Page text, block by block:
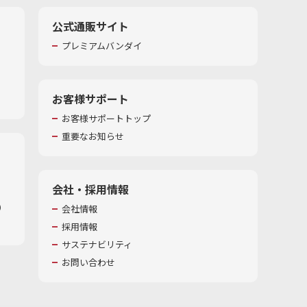
公式通販サイト
プレミアムバンダイ
お客様サポート
お客様サポートトップ
重要なお知らせ
会社・採用情報
会社情報
採用情報
サステナビリティ
お問い合わせ